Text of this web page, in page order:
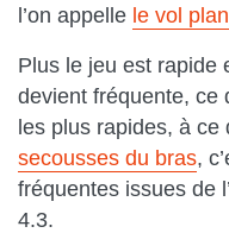
l’on appelle le vol
Plus le jeu est rapide
devient fréquente, ce
les plus rapides, à ce
secousses du bras,
fréquentes issues de
4.3.